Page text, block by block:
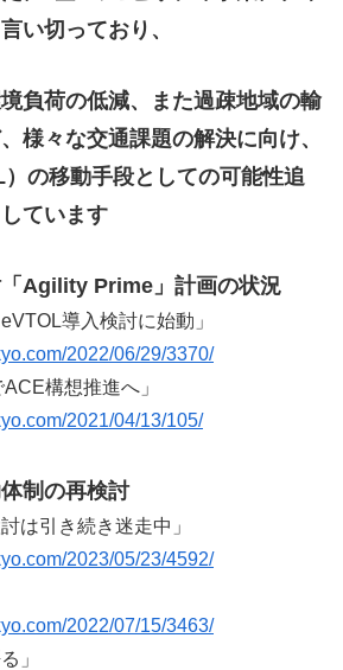
い切っており、
負荷の低減、また過疎地域の輸
様々な交通課題の解決に向け、
の移動手段としての可能性追
ています
Agility Prime」計画の状況
導入検討に始動」
2022/06/29/3370/
構想推進へ」
2021/04/13/105/
制の再検討
は引き続き迷走中」
2023/05/23/4592/
2022/07/15/3463/
」